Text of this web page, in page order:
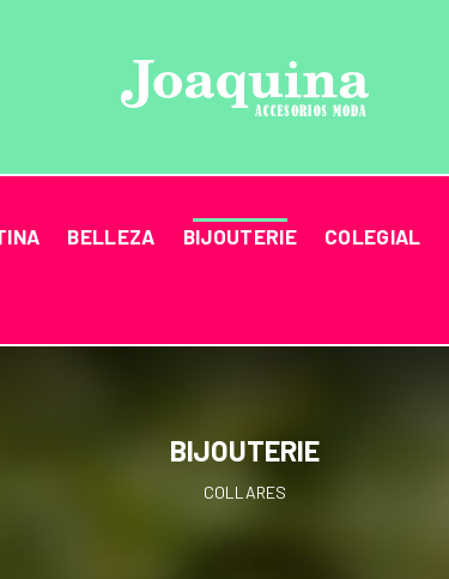
BELLEZA BIJOUTERIE COLEGIAL
BIJOUTERIE
COLLARES